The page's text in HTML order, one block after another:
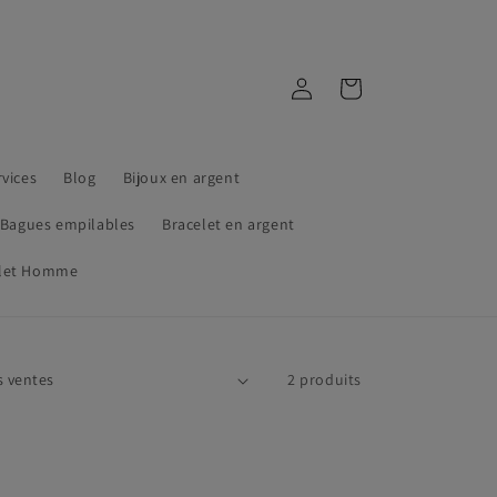
Blog Bijoux en argent
Bagues empilables Bracelet en argent
Homme
Connexion Panier
2 produits